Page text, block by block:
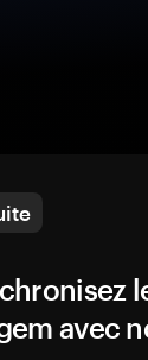
avec